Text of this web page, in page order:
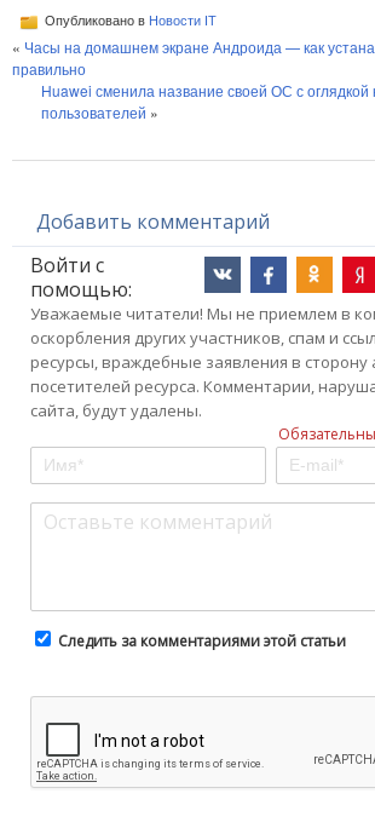
Опубликовано в Новости IT
« Часы на домашнем экране Андроида — как
правильно
Huawei сменила название своей ОС с оглядкой
пользователей »
Добавить комментарий
Войти с
помощью:
Уважаемые читатели! Мы не приемлем в
оскорбления других участников, спам и
ресурсы, враждебные заявления в сторону
посетителей ресурса. Комментарии,
сайта, будут удалены.
Следить за комментариями этой статьи